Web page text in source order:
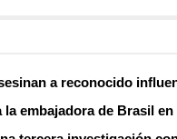
a reconocido
embajadora de Brasil